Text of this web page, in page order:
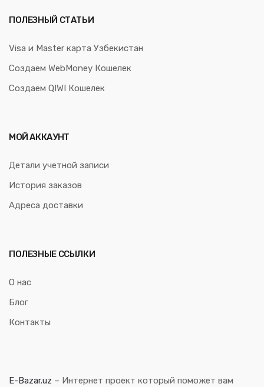
ПОЛЕЗНЫЙ СТАТЬИ
Visa и Master карта Узбекистан
Создаем WebMoney Кошелек
Создаем QIWI Кошелек
МОЙ АККАУНТ
Детали учетной записи
История заказов
Адреса доставки
ПОЛЕЗНЫЕ ССЫЛКИ
О нас
Блог
Контакты
E-Bazar.uz – Интернет проект который поможет вам